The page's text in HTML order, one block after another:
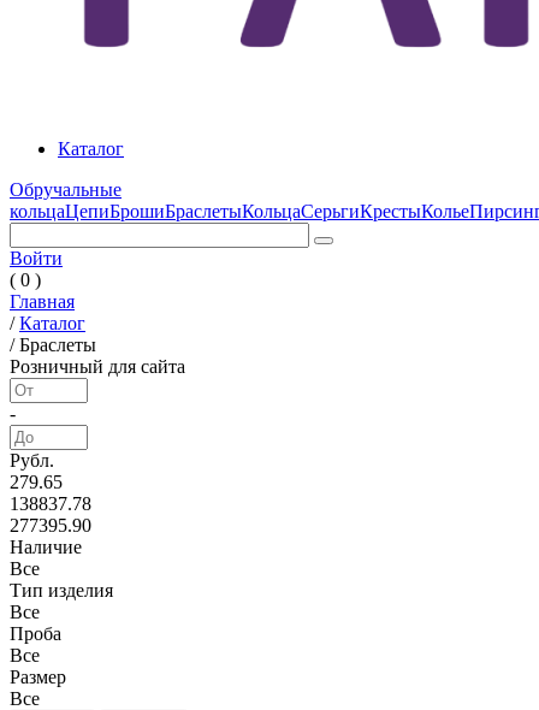
Каталог
Обручальные
кольцаЦепиБрошиБраслетыКольцаСерьгиКрестыКолье
Войти
( 0 )
Главная
/ Каталог
/ Браслеты
Розничный для сайта
-
Рубл.
279.65
138837.78
277395.90
Наличие
Все
Тип изделия
Все
Проба
Все
Размер
Все